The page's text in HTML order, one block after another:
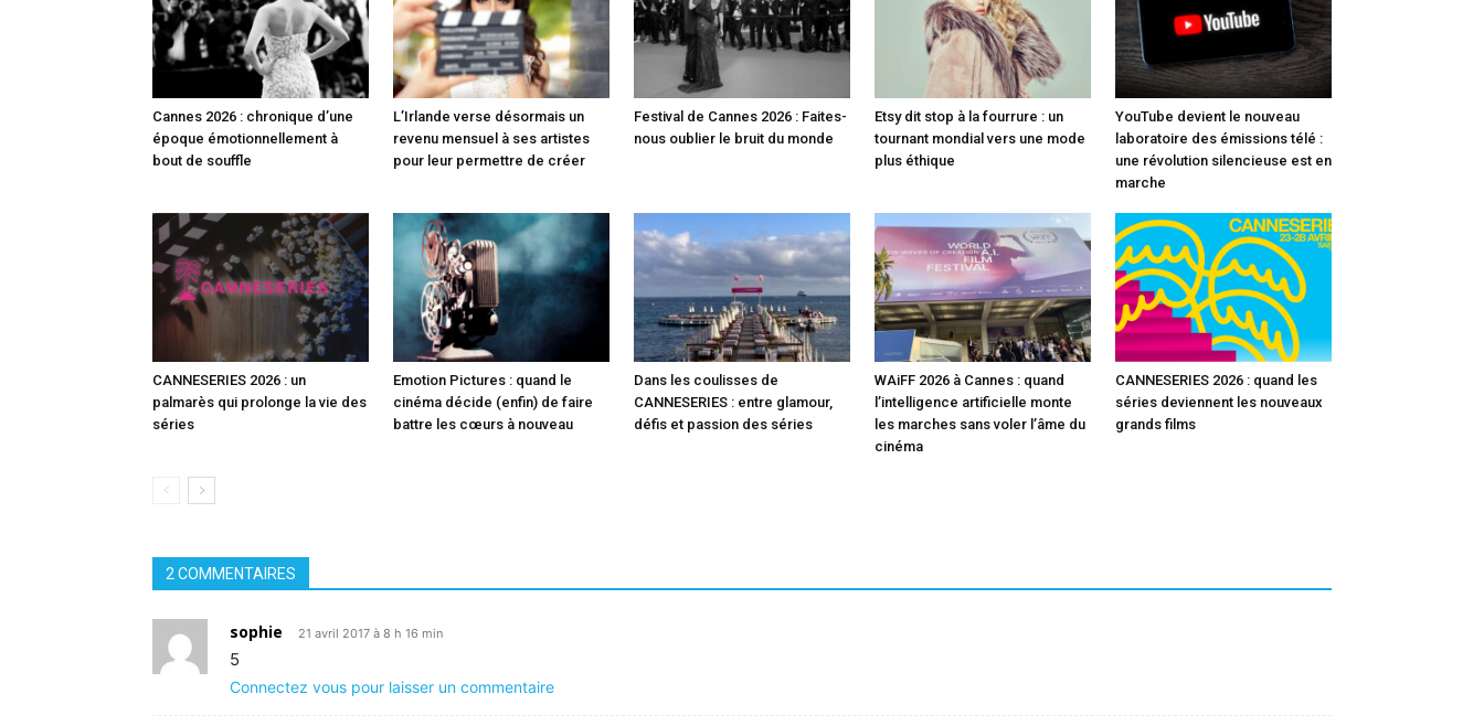
Cannes 2026 : chronique d’une
époque émotionnellement à
bout de souffle
L’Irlande verse désormais un
revenu mensuel à ses artistes
pour leur permettre de créer
Festival de Cannes 2026 : Faites-
nous oublier le bruit du monde
Etsy dit stop à la fourrure : un
tournant mondial vers une mode
plus éthique
YouTube devient le nouveau
laboratoire des émissions télé :
une révolution silencieuse est en
marche
CANNESERIES 2026 : un
palmarès qui prolonge la vie des
séries
Emotion Pictures : quand le
cinéma décide (enfin) de faire
battre les cœurs à nouveau
Dans les coulisses de
CANNESERIES : entre glamour,
défis et passion des séries
WAiFF 2026 à Cannes : quand
l’intelligence artificielle monte
les marches sans voler l’âme du
cinéma
CANNESERIES 2026 : quand les
séries deviennent les nouveaux
grands films
2 COMMENTAIRES
sophie 21 avril 2017 à 8 h 16 min
5
Connectez vous pour laisser un commentaire